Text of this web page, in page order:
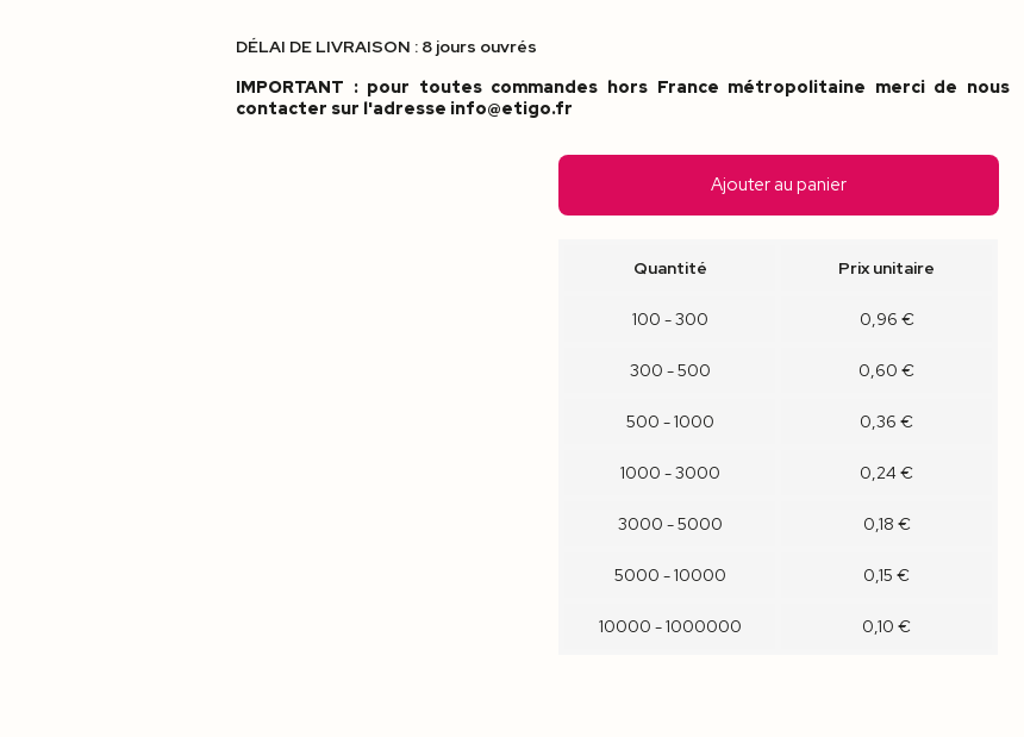
DÉLAI DE LIVRAISON : 8 jours ouvrés
IMPORTANT : pour toutes commandes hors France métropolitaine merci de nous
contacter sur l'adresse info@etigo.fr
Ajouter au panier
Quantité Prix unitaire
100 - 300 0,96 €
300 - 500 0,60 €
500 - 1000 0,36 €
1000 - 3000 0,24 €
3000 - 5000 0,18 €
5000 - 10000 0,15 €
10000 - 1000000 0,10 €